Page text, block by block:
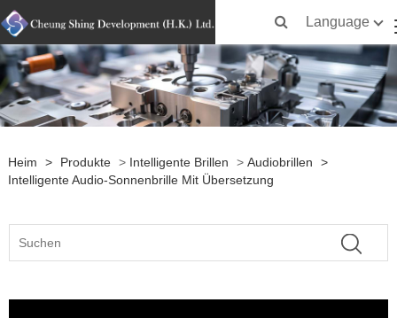
Language
Heim > Produkte > Intelligente Brillen > Audiobrillen
>
Intelligente Audio-Sonnenbrille Mit Übersetzung